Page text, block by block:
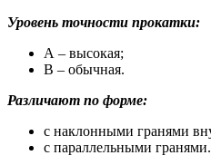
Уровень точности прокатки:
А – высокая;
В – обычная.
Различают по форме:
с наклонными гранями
с параллельными гранями.